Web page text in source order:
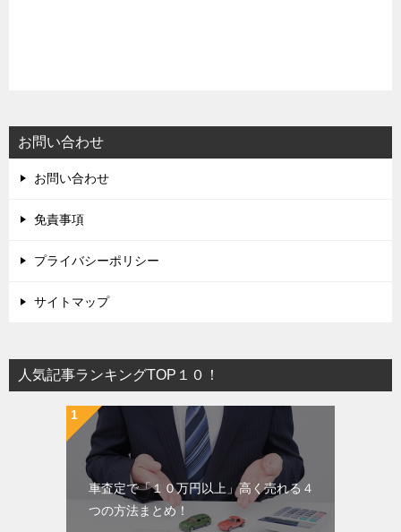
お問い合わせ
お問い合わせ
免責事項
プライバシーポリシー
サイトマップ
人気記事ランキングTOP１０！
車査定で「１０万円以上」高く売れる４
つの方法まとめ！